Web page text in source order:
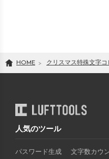
HOME クリスマス特殊文字
人気のツール
パスワード生成 文字数カウ